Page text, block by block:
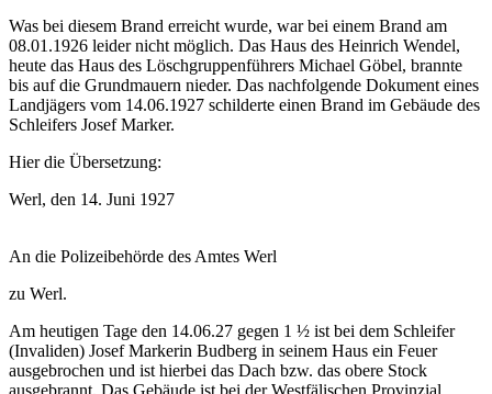
Was bei diesem Brand erreicht wurde, war bei einem Brand am
08.01.1926 leider nicht möglich. Das Haus des Heinrich Wendel,
heute das Haus des Löschgruppenführers Michael Göbel, brannte
bis auf die Grundmauern nieder. Das nachfolgende Dokument eines
Landjägers vom 14.06.1927 schilderte einen Brand im Gebäude des
Schleifers Josef Marker.
Hier die Übersetzung:
Werl, den 14. Juni 1927
An die Polizeibehörde des Amtes Werl
zu Werl.
Am heutigen Tage den 14.06.27 gegen 1 ½ ist bei dem Schleifer
(Invaliden) Josef Markerin Budberg in seinem Haus ein Feuer
ausgebrochen und ist hierbei das Dach bzw. das obere Stock